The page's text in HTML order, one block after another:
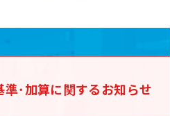
準･加算に関するお知らせ